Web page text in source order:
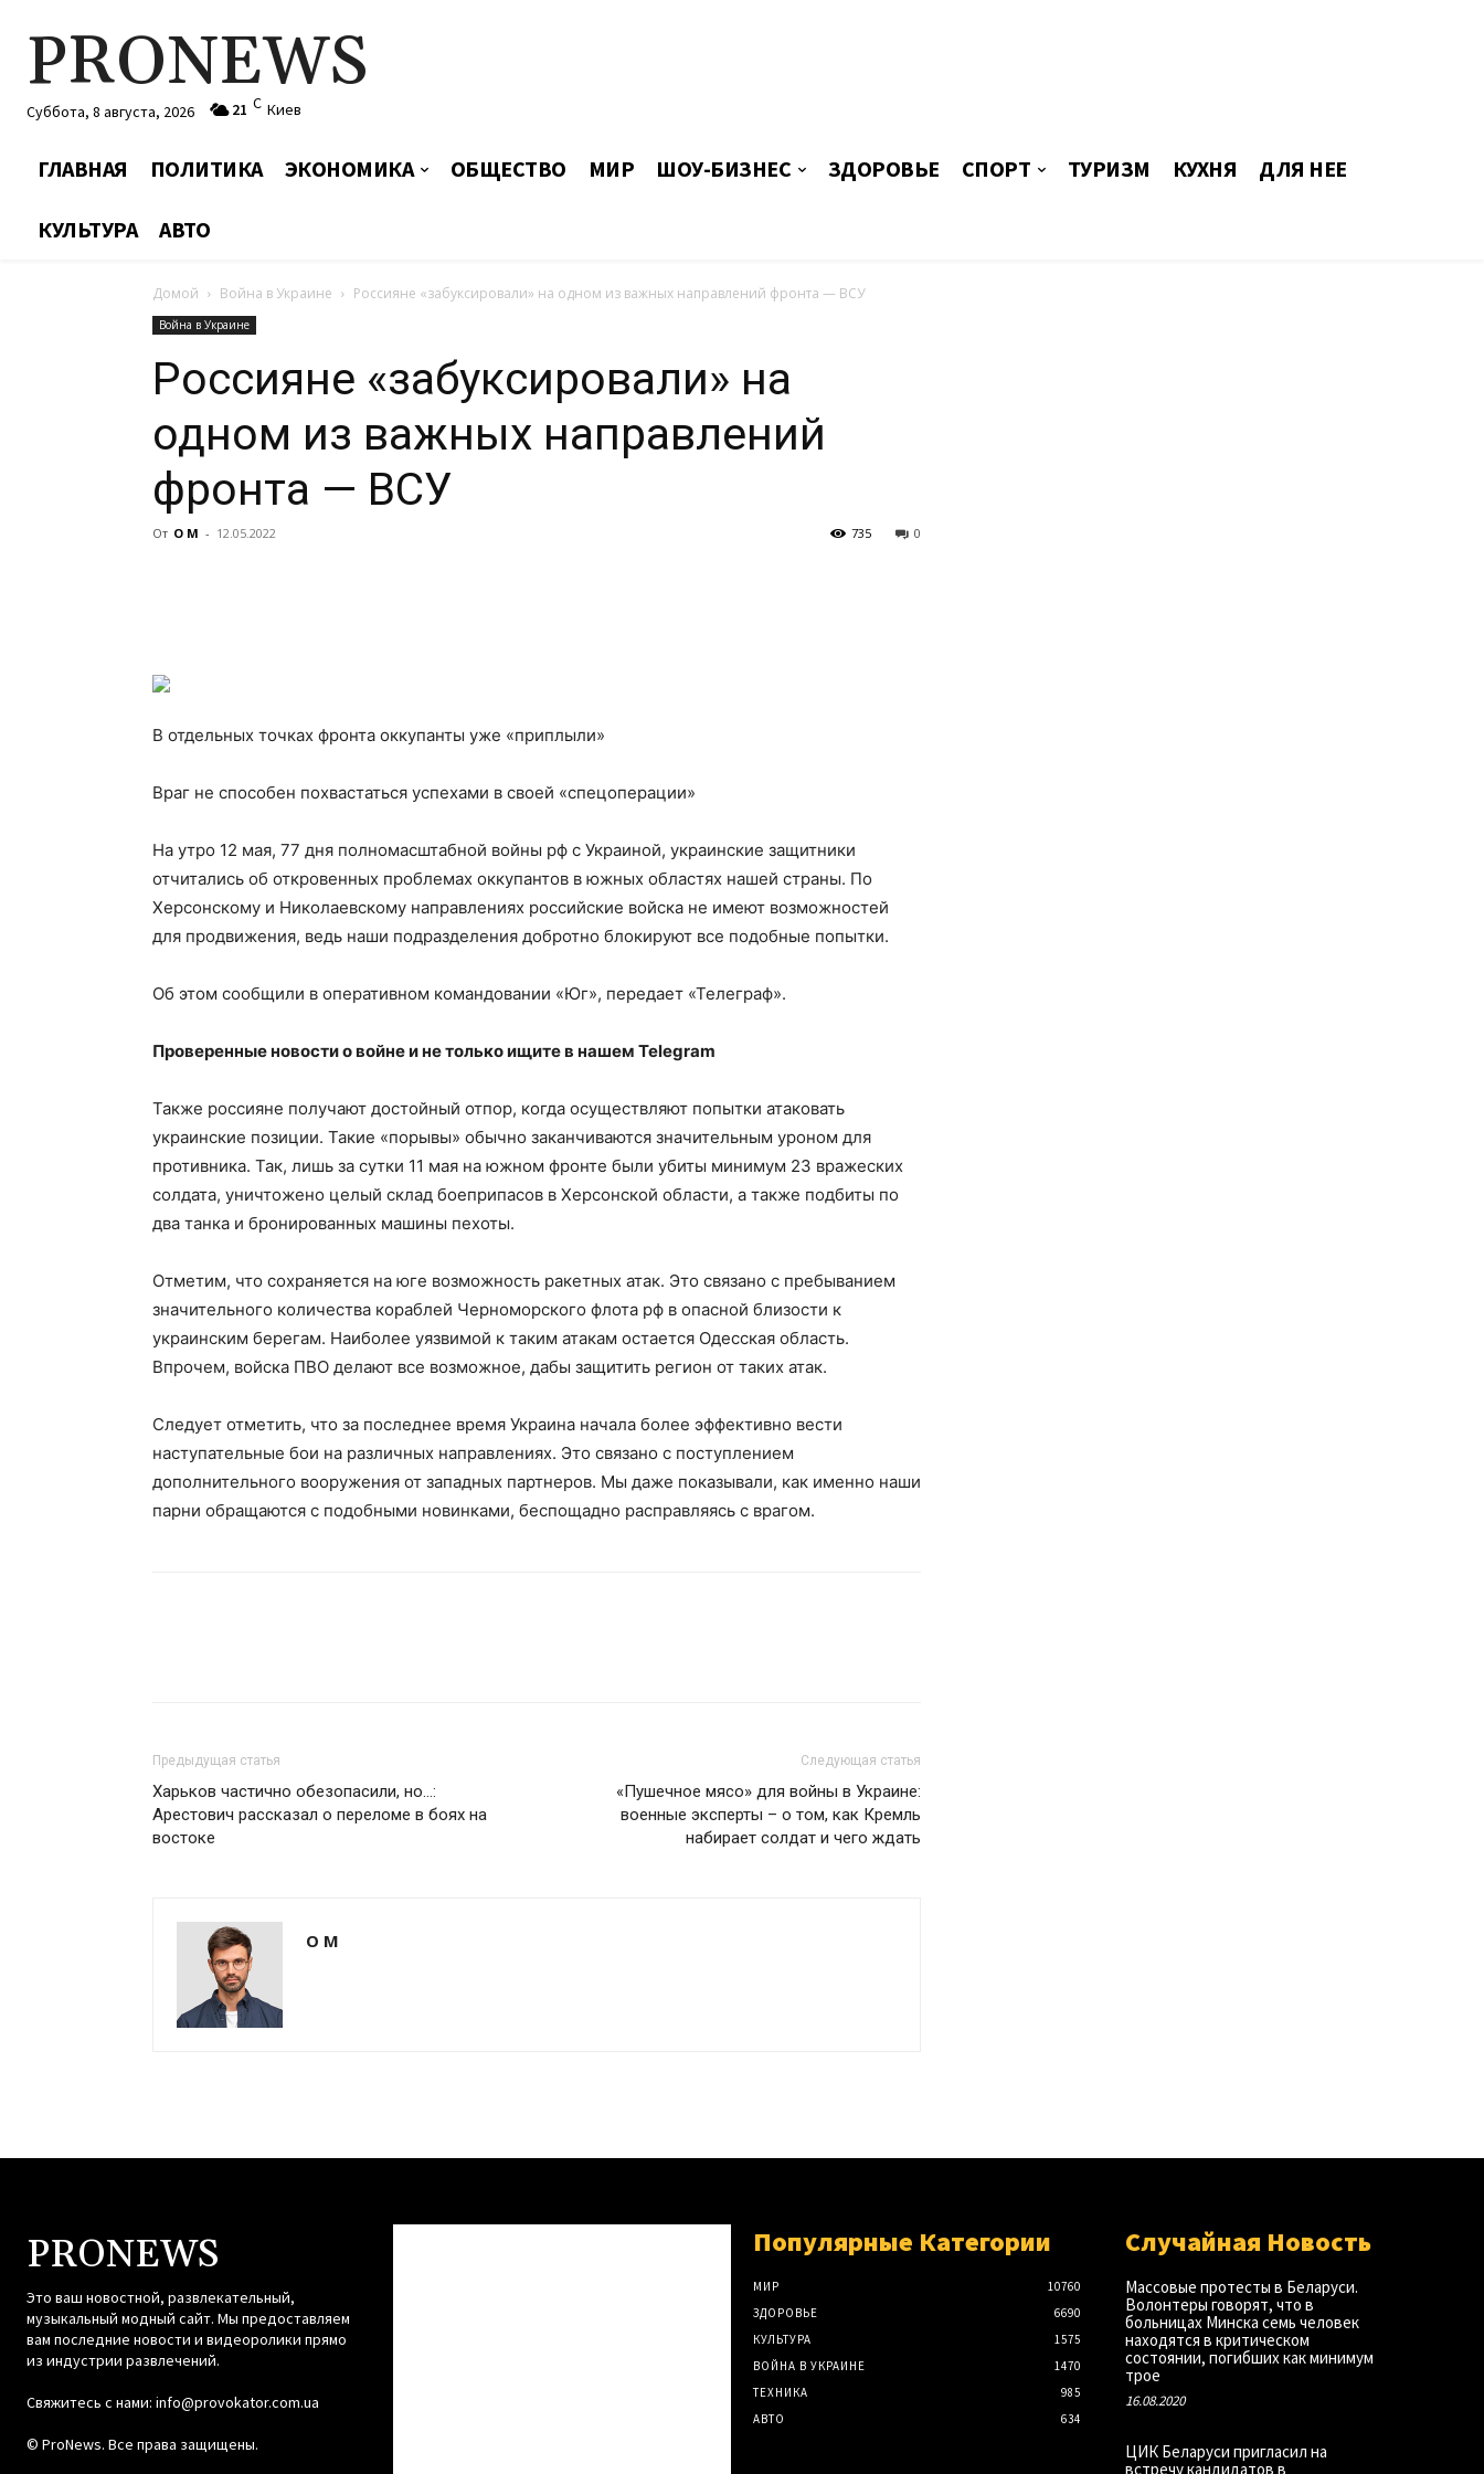
PRONEWS
Суббота, 8 августа, 2026 21 C Киев
ГЛАВНАЯ ПОЛИТИКА ЭКОНОМИКА ОБЩЕСТВО МИР ШОУ-БИЗНЕС ЗДОРОВЬЕ СПОРТ ТУРИЗМ КУХНЯ ДЛЯ НЕЕ
КУЛЬТУРА АВТО
Домой Война в Украине Россияне «забуксировали» на одном из важных направлений фронта — ВСУ
Война в Украине
Россияне «забуксировали» на
одном из важных направлений
фронта — ВСУ
От О М - 12.05.2022 0
735
В отдельных точках фронта оккупанты уже «приплыли»
Враг не способен похвастаться успехами в своей «спецоперации»
На утро 12 мая, 77 дня полномасштабной войны рф с Украиной, украинские защитники
отчитались об откровенных проблемах оккупантов в южных областях нашей страны. По
Херсонскому и Николаевскому направлениях российские войска не имеют возможностей
для продвижения, ведь наши подразделения добротно блокируют все подобные попытки.
Об этом сообщили в оперативном командовании «Юг», передает «Телеграф».
Проверенные новости о войне и не толькоищите в нашем Telegram
Также россияне получают достойный отпор, когда осуществляют попытки атаковать
украинские позиции. Такие «порывы» обычно заканчиваются значительным уроном для
противника. Так, лишь за сутки 11 мая на южном фронте были убиты минимум 23 вражеских
солдата, уничтожено целый склад боеприпасов в Херсонской области, а также подбиты по
два танка и бронированных машины пехоты.
Отметим, что сохраняется на юге возможность ракетных атак. Это связано с пребыванием
значительного количества кораблей Черноморского флота рф в опасной близости к
украинским берегам. Наиболее уязвимой к таким атакам остается Одесская область.
Впрочем, войска ПВО делают все возможное, дабы защитить регион от таких атак.
Следует отметить, что за последнее время Украина начала более эффективно вести
наступательные бои на различных направлениях. Это связано с поступлением
дополнительного вооружения от западных партнеров. Мы даже показывали, как именно наши
парни обращаются с подобными новинками, беспощадно расправляясь с врагом.
Предыдущая статья
Харьков частично обезопасили, но…:
Арестович рассказал о переломе в боях на
востоке
Следующая статья
«Пушечное мясо» для войны в Украине:
военные эксперты – о том, как Кремль
набирает солдат и чего ждать
О М
PRONEWS
Это ваш новостной, развлекательный,
музыкальный модный сайт. Мы предоставляем
вам последние новости и видеоролики прямо
из индустрии развлечений.
Свяжитесь с нами: info@provokator.com.ua
© ProNews. Все права защищены.
Популярные Категории
МИР
10760
ЗДОРОВЬЕ
6690
КУЛЬТУРА
1575
ВОЙНА В УКРАИНЕ
1470
ТЕХНИКА
985
АВТО
634
Случайная Новость
Массовые протесты в Беларуси.
Волонтеры говорят, что в
больницах Минска семь человек
находятся в критическом
состоянии, погибших как минимум
трое
16.08.2020
ЦИК Беларуси пригласил на
встречу кандидатов в